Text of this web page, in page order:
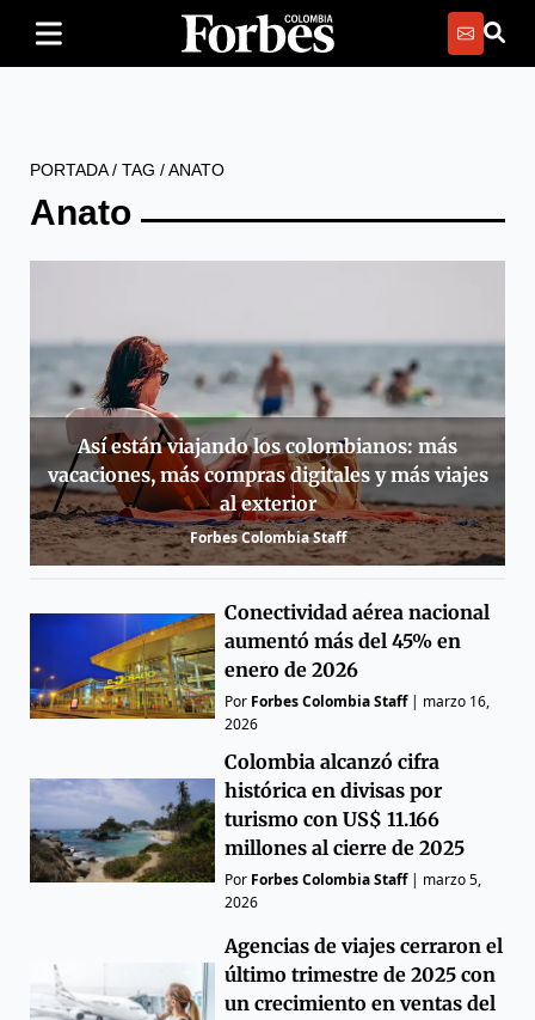
PORTADA/ TAG /ANATO
Anato
Así están viajando los colombianos: más
vacaciones, más compras digitales y más viajes
al exterior
Forbes Colombia Staff
Conectividad aérea nacional
aumentó más del 45% en
enero de 2026
Por Forbes Colombia Staff| marzo 16,
2026
Colombia alcanzó cifra
histórica en divisas por
turismo con US$ 11.166
millones al cierre de 2025
Por Forbes Colombia Staff| marzo 5,
2026
Agencias de viajes cerraron el
último trimestre de 2025 con
un crecimiento en ventas del